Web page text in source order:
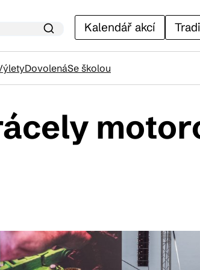
Kalendář akcí
DovolenáSe školou
akcí